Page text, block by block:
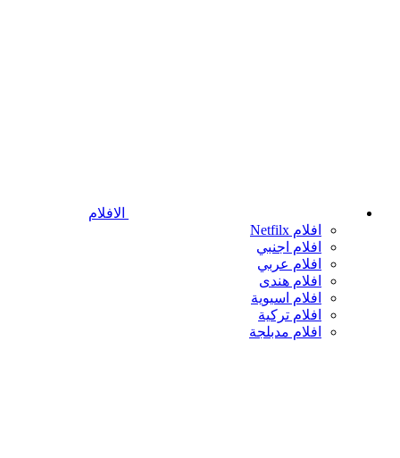
الافلام
افلام Netfilx
افلام اجنبي
افلام عربي
افلام هندى
افلام اسيوية
افلام تركية
افلام مدبلجة